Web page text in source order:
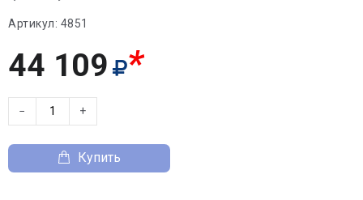
Артикул: 4851
44 109 *
− +
Купить